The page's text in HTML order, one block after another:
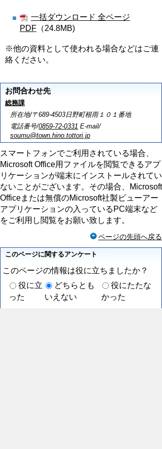
一括ダウンロード 全ページ
PDF （24.8MB)
※他の資料として使われる場合などはご連
絡ください。
お問合わせ先
総務課
所在地/〒689-4503日野町根雨１０１番地
電話番号/0859-72-0331 E-mail/
soumu@town.hino.tottori.jp
スマートフォンでご利用されている場合、
Microsoft Office用ファイルを閲覧できるアプ
リケーションが端末にインストールされてい
ないことがございます。その場合、Microsoft
Officeまたは無償のMicrosoft社製ビューアー
アプリケーションの入っているPC端末など
をご利用し閲覧をお願い致します。
ページの先頭へ戻る
このページに関するアンケート
このページの情報は役に立ちましたか？
役に立
った
どちらとも
いえない
役にたたな
かった